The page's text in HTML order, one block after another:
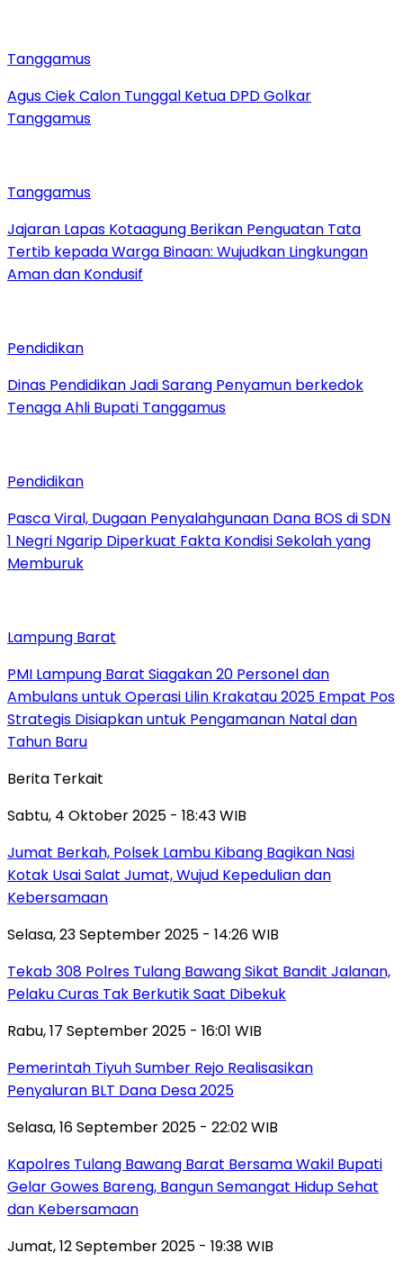
Tanggamus
Agus Ciek Calon Tunggal Ketua DPD Golkar
Tanggamus
Tanggamus
Jajaran Lapas Kotaagung Berikan Penguatan Tata
Tertib kepada Warga Binaan: Wujudkan Lingkungan
Aman dan Kondusif
Pendidikan
Dinas Pendidikan Jadi Sarang Penyamun berkedok
Tenaga Ahli Bupati Tanggamus
Pendidikan
Pasca Viral, Dugaan Penyalahgunaan Dana BOS di SDN
1 Negri Ngarip Diperkuat Fakta Kondisi Sekolah yang
Memburuk
Lampung Barat
PMI Lampung Barat Siagakan 20 Personel dan
Ambulans untuk Operasi Lilin Krakatau 2025 Empat Pos
Strategis Disiapkan untuk Pengamanan Natal dan
Tahun Baru
Berita Terkait
Sabtu, 4 Oktober 2025 - 18:43 WIB
Jumat Berkah, Polsek Lambu Kibang Bagikan Nasi
Kotak Usai Salat Jumat, Wujud Kepedulian dan
Kebersamaan
Selasa, 23 September 2025 - 14:26 WIB
Tekab 308 Polres Tulang Bawang Sikat Bandit Jalanan,
Pelaku Curas Tak Berkutik Saat Dibekuk
Rabu, 17 September 2025 - 16:01 WIB
Pemerintah Tiyuh Sumber Rejo Realisasikan
Penyaluran BLT Dana Desa 2025
Selasa, 16 September 2025 - 22:02 WIB
Kapolres Tulang Bawang Barat Bersama Wakil Bupati
Gelar Gowes Bareng, Bangun Semangat Hidup Sehat
dan Kebersamaan
Jumat, 12 September 2025 - 19:38 WIB